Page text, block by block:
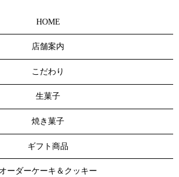
HOME
店舗案内
こだわり
生菓子
焼き菓子
ギフト商品
オーダーケーキ＆クッキー